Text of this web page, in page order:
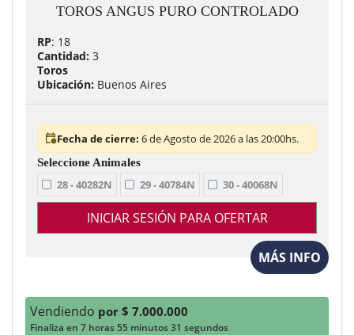
TOROS ANGUS PURO CONTROLADO
RP: 18
Cantidad: 3
Toros
Ubicación: Buenos Aires
Fecha de cierre: 6 de Agosto de 2026 a las 20:00hs.
28 - 40282N 29 - 40784N 30 - 40068N
INICIAR SESIÓN PARA OFERTAR
MÁS INFO
Vendiendo por $ 7.000.000
Finaliza en 7 horas 55 minutos 29 segundos